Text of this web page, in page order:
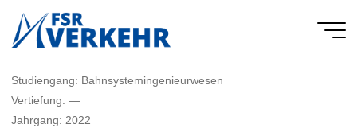
content
Studiengang: Bahnsystemingenieurwesen
Vertiefung: —
Jahrgang: 2022